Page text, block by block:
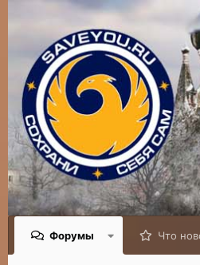
Форумы Что